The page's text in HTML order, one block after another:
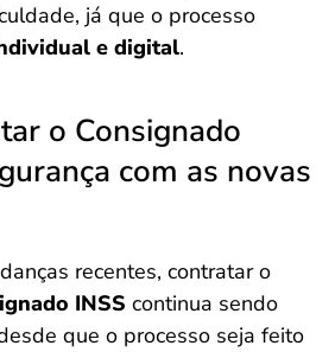
já que o processo
e digital.
o Consignado
com as novas
recentes, contratar o
INSS continua sendo
que o processo seja feito